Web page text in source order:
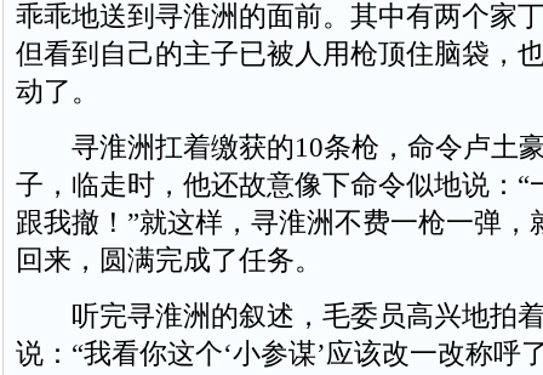
乖乖地送到寻淮洲的面前。其中有两个家
但看到自己的主子已被人用枪顶住脑袋，
动了。
寻淮洲扛着缴获的10条枪，命令卢土
子，临走时，他还故意像下命令似地说：“
跟我撤！”就这样，寻淮洲不费一枪一弹，
回来，圆满完成了任务。
听完寻淮洲的叙述，毛委员高兴地拍
说：“我看你这个‘小参谋’应该改一改称呼